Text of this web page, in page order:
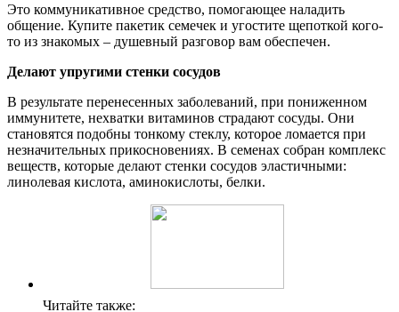
Это коммуникативное средство, помогающее наладить
общение. Купите пакетик семечек и угостите щепоткой кого-
то из знакомых – душевный разговор вам обеспечен.
Делают упругими стенки сосудов
В результате перенесенных заболеваний, при пониженном
иммунитете, нехватки витаминов страдают сосуды. Они
становятся подобны тонкому стеклу, которое ломается при
незначительных прикосновениях. В семенах собран комплекс
веществ, которые делают стенки сосудов эластичными:
линолевая кислота, аминокислоты, белки.
Читайте также: